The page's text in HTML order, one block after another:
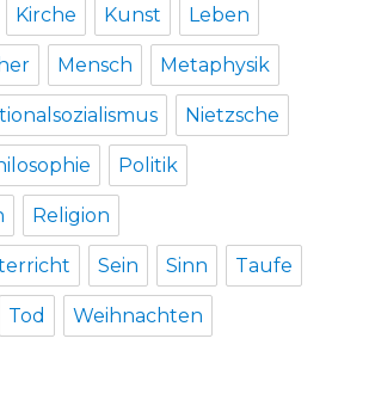
Kirche Kunst Leben
Mensch Metaphysik
Nietzsche
Politik
Religion
Sein Sinn Taufe
Tod Weihnachten